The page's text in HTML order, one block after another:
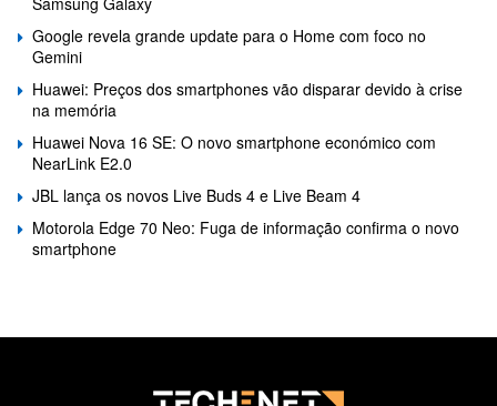
Google revela grande update para o Home com foco no
Gemini
Huawei: Preços dos smartphones vão disparar devido à crise
na memória
Huawei Nova 16 SE: O novo smartphone económico com
NearLink E2.0
JBL lança os novos Live Buds 4 e Live Beam 4
Motorola Edge 70 Neo: Fuga de informação confirma o novo
smartphone